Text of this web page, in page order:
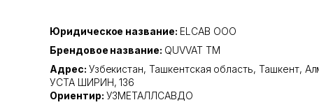
Юридическое название: ELCAB ООО
Брендовое название: QUVVAT ТМ
Адрес: Узбекистан,Ташкентская область,Ташкент,
УСТА ШИРИН, 136
Ориентир: УЗМЕТАЛЛСАВДО